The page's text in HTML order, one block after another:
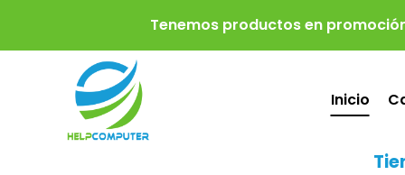
Tenemos productos en
Inicio